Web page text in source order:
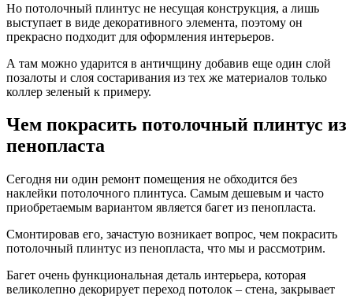
Но потолочный плинтус не несущая конструкция, а лишь
выступает в виде декоративного элемента, поэтому он
прекрасно подходит для оформления интерьеров.
А там можно ударится в античщину добавив еще один слой
позалоты и слоя состаривания из тех же материалов только
коллер зеленый к примеру.
Чем покрасить потолочный плинтус из
пенопласта
Сегодня ни один ремонт помещения не обходится без
наклейки потолочного плинтуса. Самым дешевым и часто
приобретаемым вариантом является багет из пенопласта.
Смонтировав его, зачастую возникает вопрос, чем покрасить
потолочный плинтус из пенопласта, что мы и рассмотрим.
Багет очень функциональная деталь интерьера, которая
великолепно декорирует переход потолок – стена, закрывает